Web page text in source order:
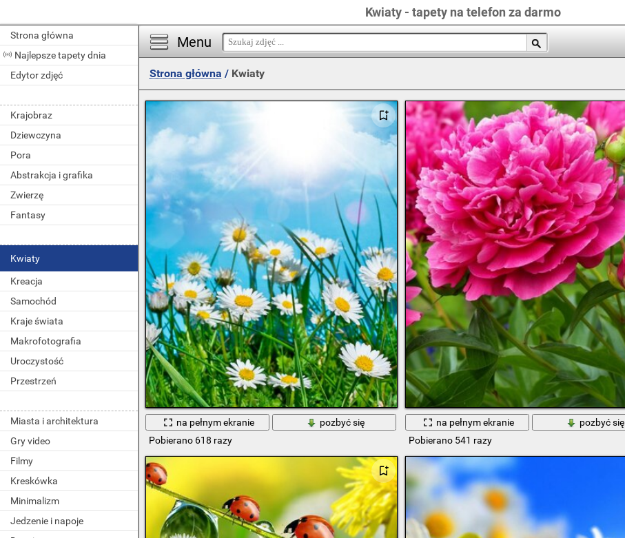
Kwiaty - tapety na telefon za darmo
Strona główna
Najlepsze tapety dnia
Edytor zdjęć
Krajobraz
Dziewczyna
Pora
Abstrakcja i grafika
Zwierzę
Fantasy
Kwiaty
Kreacja
Samochód
Kraje świata
Makrofotografia
Uroczystość
Przestrzeń
Miasta i architektura
Gry video
Filmy
Kreskówka
Minimalizm
Jedzenie i napoje
Menu
Strona główna / Kwiaty
na pełnym ekranie
pozbyć się
Pobierano 618 razy
na pełnym ekranie
pozbyć się
Pobierano 541 razy